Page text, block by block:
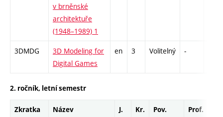
v brněnské
architektuře
(1948–1989) 1
3DMDG
3D Modeling for
Digital Games
en 3 Volitelný -
2. ročník, letní semestr
Zkratka Název J. Kr. Pov. Prof.